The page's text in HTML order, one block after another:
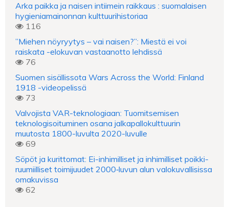
Arka paikka ja naisen intiimein raikkaus : suomalaisen
hygieniamainonnan kulttuurihistoriaa
116
”Miehen nöyryytys – vai naisen?”: Miestä ei voi
raiskata -elokuvan vastaanotto lehdissä
76
Suomen sisällissota Wars Across the World: Finland
1918 -videopelissä
73
Valvojista VAR-teknologiaan: Tuomitsemisen
teknologisoituminen osana jalkapallokulttuurin
muutosta 1800-luvulta 2020-luvulle
69
Söpöt ja kurittomat: Ei-inhimilliset ja inhimilliset poikki-
ruumiilliset toimijuudet 2000‑luvun alun valokuvallisissa
omakuvissa
62